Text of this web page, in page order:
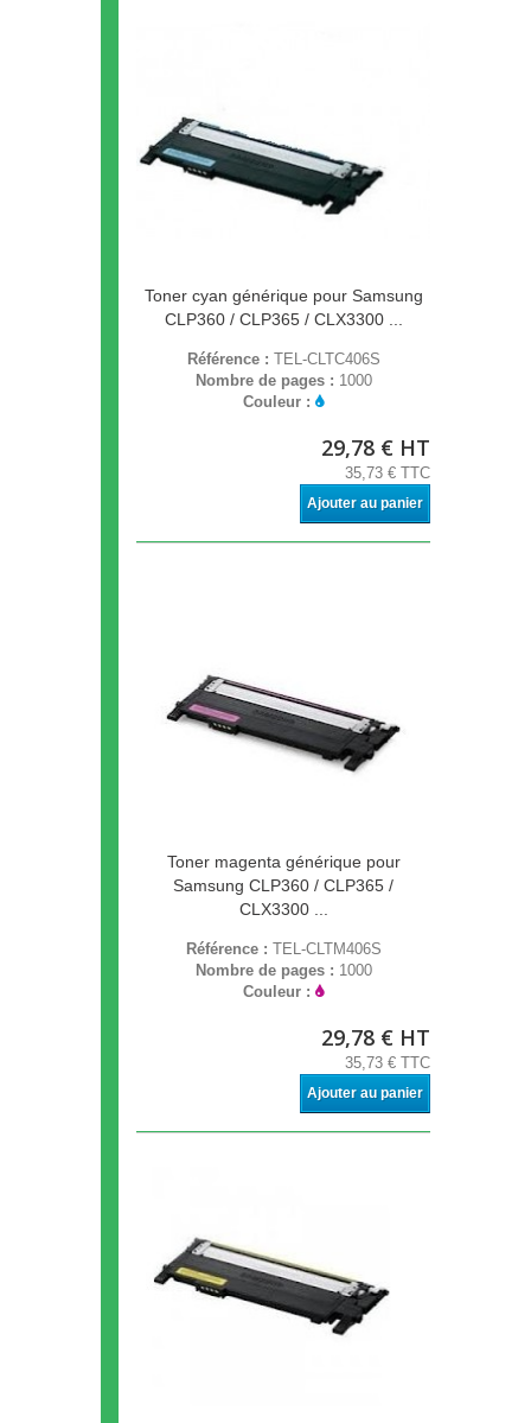
Toner cyan générique pour Samsung
CLP360 / CLP365 / CLX3300 ...
Référence : TEL-CLTC406S
Nombre de pages : 1000
Couleur :
29,78 € HT
35,73 € TTC
Ajouter au panier
Toner magenta générique pour
Samsung CLP360 / CLP365 /
CLX3300 ...
Référence : TEL-CLTM406S
Nombre de pages : 1000
Couleur :
29,78 € HT
35,73 € TTC
Ajouter au panier